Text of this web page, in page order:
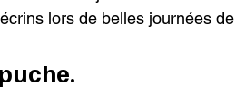
lors de belles journées de